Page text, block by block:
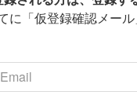
に「仮登録確認メー